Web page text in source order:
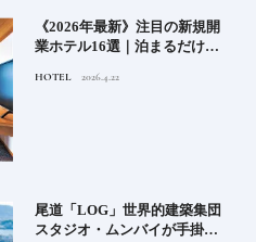
《2026年最新》注目の新規開
業ホテル16選｜泊まるだけで
ル
HOTEL 2026.4.22
尾道「LOG」世界的建築集団
スタジオ・ムンバイが手掛け